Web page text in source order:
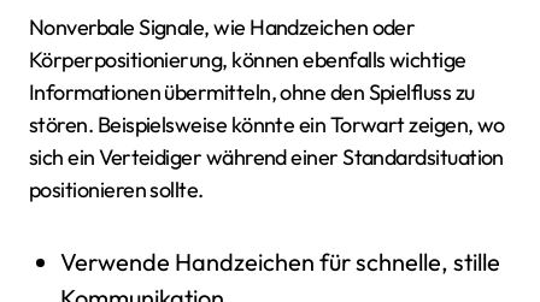
Nonverbale Signale, wie Handzeichen oder
Körperpositionierung, können ebenfalls wichtige
Informationen übermitteln, ohne den Spielfluss zu
stören. Beispielsweise könnte ein Torwart zeigen, wo
sich ein Verteidiger während einer Standardsituation
positionieren sollte.
Verwende Handzeichen für schnelle, stille